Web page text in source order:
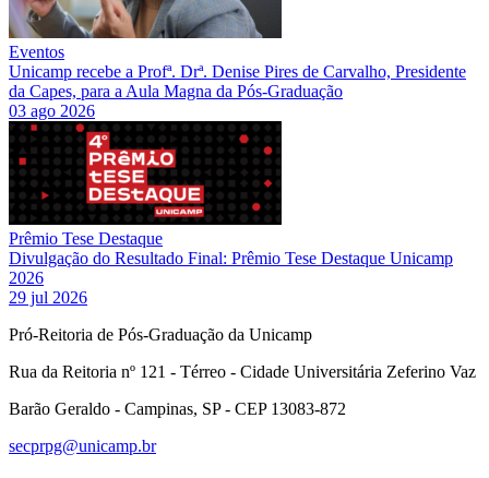
Eventos
Unicamp recebe a Profª. Drª. Denise Pires de Carvalho, Presidente
da Capes, para a Aula Magna da Pós-Graduação
03 ago 2026
Prêmio Tese Destaque
Divulgação do Resultado Final: Prêmio Tese Destaque Unicamp
2026
29 jul 2026
Pró-Reitoria de Pós-Graduação da Unicamp
Rua da Reitoria nº 121 - Térreo - Cidade Universitária Zeferino Vaz
Barão Geraldo - Campinas, SP - CEP 13083-872
secprpg@unicamp.br